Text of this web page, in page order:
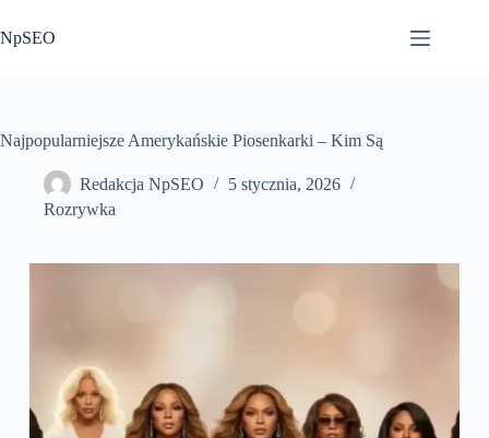
do
treści
NpSEO
Najpopularniejsze Amerykańskie Piosenkarki – Kim Są
Redakcja NpSEO
5 stycznia, 2026
Rozrywka